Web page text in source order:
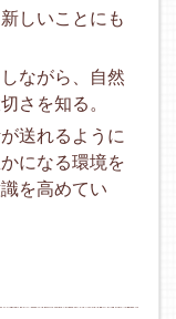
しいことにも
ながら、自然
さを知る。
送れるように
になる環境を
を高めてい